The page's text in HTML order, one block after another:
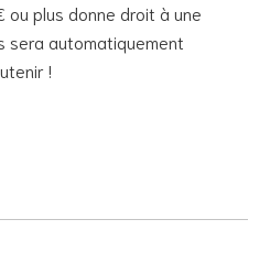
ou plus donne droit à une
sera automatiquement
!